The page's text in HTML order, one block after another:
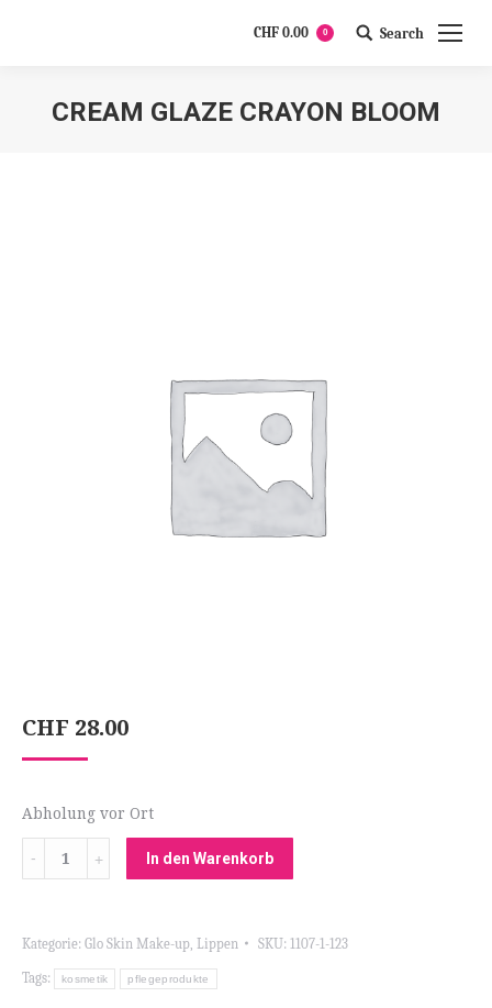
CHF 0.00 0 Search:
Search
CREAM GLAZE CRAYON BLOOM
CHF 28.00
Abholung vor Ort
Menge
In den Warenkorb
Kategorie: Glo Skin Make-up Lippen SKU: 1107-1-123
Tags: kosmetik pflegeprodukte